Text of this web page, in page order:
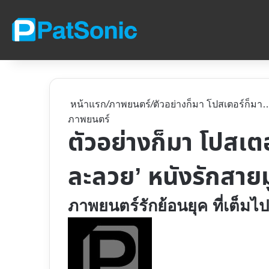
หน้าแรก/ภาพยนตร์/ตัวอย่างก็มา โปสเตอร์ก็มา
ภาพยนตร์
ตัวอย่างก็มา โปสเ
ละลวย’ หนังรักสา
ภาพยนตร์รักย้อนยุค ที่เต็มไ